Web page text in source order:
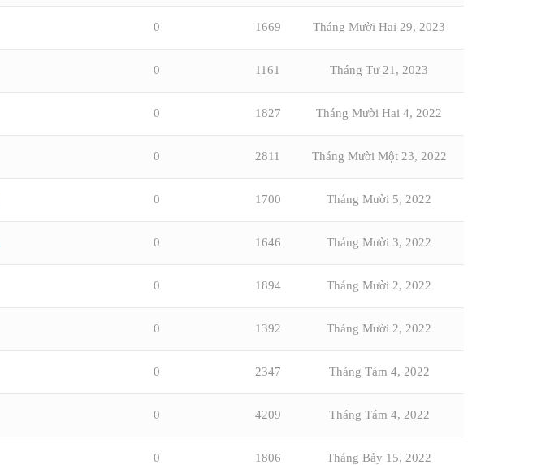
0 1669 Tháng Mười Hai 29, 2023
0 1161 Tháng Tư 21, 2023
0 1827 Tháng Mười Hai 4, 2022
0 2811 Tháng Mười Một 23, 2022
0 1700 Tháng Mười 5, 2022
0 1646 Tháng Mười 3, 2022
0 1894 Tháng Mười 2, 2022
0 1392 Tháng Mười 2, 2022
0 2347 Tháng Tám 4, 2022
0 4209 Tháng Tám 4, 2022
0 1806 Tháng Bảy 15, 2022